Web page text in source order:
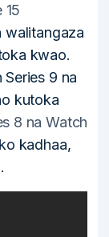
15
walitangaza
kwao.
9 na
kutoka
8 na Watch
kadhaa,